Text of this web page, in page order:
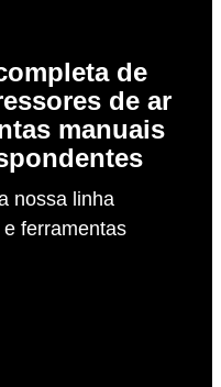
de
de ar
manuais
nossa linha
ferramentas